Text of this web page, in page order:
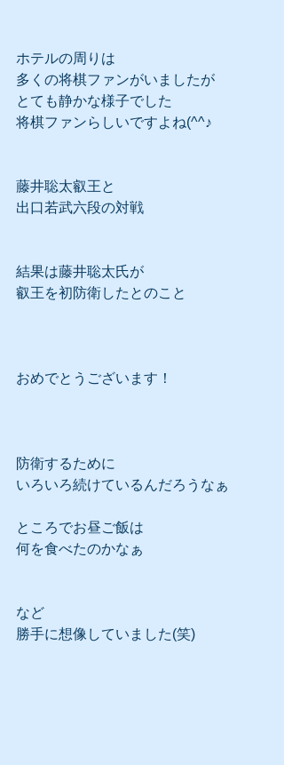
ホテルの周りは
多くの将棋ファンがいましたが
とても静かな様子でした
将棋ファンらしいですよね(^^♪
藤井聡太叡王と
出口若武六段の対戦
結果は藤井聡太氏が
叡王を初防衛したとのこと
おめでとうございます！
防衛するために
いろいろ続けているんだろうなぁ
ところでお昼ご飯は
何を食べたのかなぁ
など
勝手に想像していました(笑)